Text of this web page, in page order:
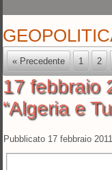
« Precedente 1 2
17 febbraio
“Algeria e
Pubblicato 17 febbraio 2011